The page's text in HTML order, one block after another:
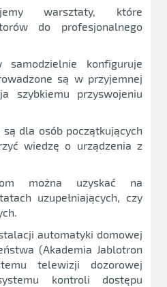
warsztaty, które
do profesjonalnego
samodzielnie konfiguruje
są w przyjemnej
szybkiemu przyswojeniu
dla osób początkujących
wiedzę o urządzenia z
można uzyskać na
uzupełniających, czy
automatyki domowej
(Akademia Jablotron
telewizji dozorowej
kontroli dostępu